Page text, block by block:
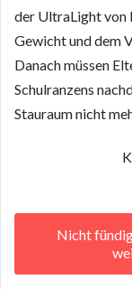
der UltraLight von
Gewicht und dem
Danach müssen
Schulranzens
Stauraum nicht
Nicht